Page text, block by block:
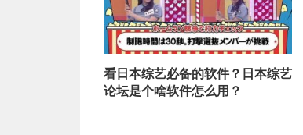
看日本综艺必备的软件？日本综艺
论坛是个啥软件怎么用？